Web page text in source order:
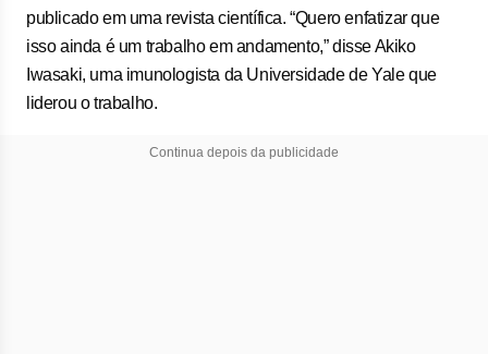
publicado em uma revista científica. “Quero enfatizar que
isso ainda é um trabalho em andamento,” disse Akiko
Iwasaki, uma imunologista da Universidade de Yale que
liderou o trabalho.
Continua depois da publicidade